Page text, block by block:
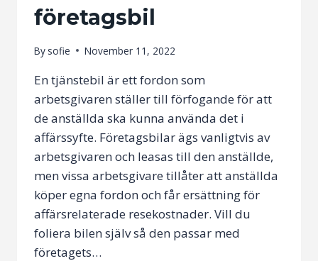
företagsbil
By sofie November 11, 2022
En tjänstebil är ett fordon som
arbetsgivaren ställer till förfogande för att
de anställda ska kunna använda det i
affärssyfte. Företagsbilar ägs vanligtvis av
arbetsgivaren och leasas till den anställde,
men vissa arbetsgivare tillåter att anställda
köper egna fordon och får ersättning för
affärsrelaterade resekostnader. Vill du
foliera bilen själv så den passar med
företagets…